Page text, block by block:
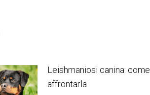
Leishmaniosi canina: come
affrontarla